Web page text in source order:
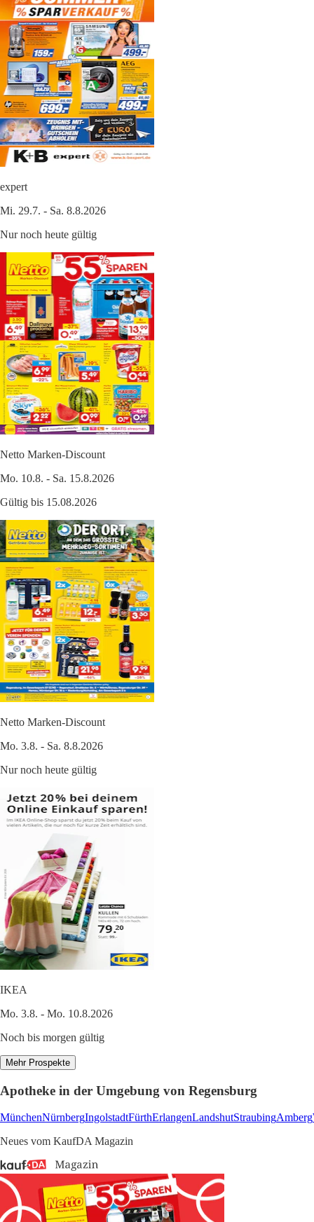
expert
Mi. 29.7. - Sa. 8.8.2026
Nur noch heute gültig
Netto Marken-Discount
Mo. 10.8. - Sa. 15.8.2026
Gültig bis 15.08.2026
Netto Marken-Discount
Mo. 3.8. - Sa. 8.8.2026
Nur noch heute gültig
IKEA
Mo. 3.8. - Mo. 10.8.2026
Noch bis morgen gültig
Mehr Prospekte
Apotheke in der Umgebung von Regensburg
MünchenNürnbergIngolstadtFürthErlangenLandshutStraubingAmberg
Neues vom KaufDA Magazin